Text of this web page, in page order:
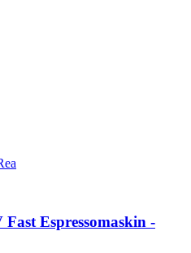
Espressomaskin -